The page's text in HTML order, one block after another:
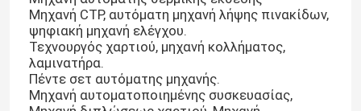
Μηχανή CTP, αυτόματη μηχανή λήψης πινακίδων,
ψηφιακή μηχανή ελέγχου.
Τεχνουργός χαρτιού, μηχανή κολλήματος,
λαμινατήρα.
Πέντε σετ αυτόματης μηχανής.
Μηχανή αυτοματοποιημένης συσκευασίας,